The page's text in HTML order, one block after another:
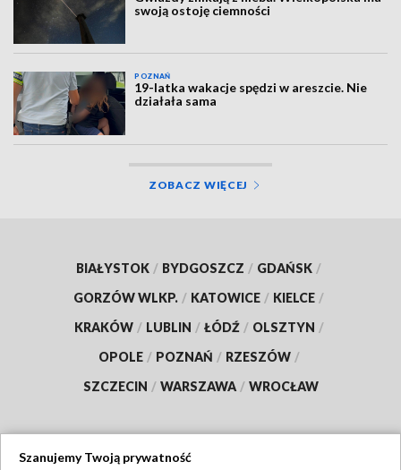
swoją ostoję ciemności
POZNAŃ
19-latka wakacje spędzi w areszcie. Nie
działała sama
ZOBACZ WIĘCEJ
BIAŁYSTOK / BYDGOSZCZ / GDAŃSK /
GORZÓW WLKP. / KATOWICE / KIELCE /
KRAKÓW / LUBLIN / ŁÓDŹ / OLSZTYN /
OPOLE / POZNAŃ / RZESZÓW /
SZCZECIN / WARSZAWA / WROCŁAW
Szanujemy Twoją prywatność